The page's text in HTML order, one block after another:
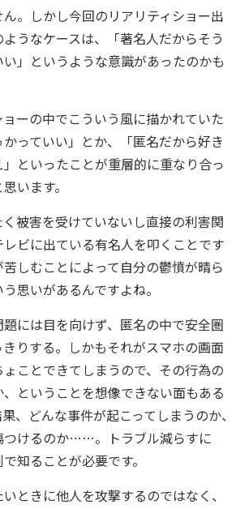
。しかし今回のリアリティショー出
うなケースは、「著名人だからそう
」というような意識があったのかも
ーの中でこういう風に描かれていた
っていい」とか、「匿名だから好き
といったことが重層的に重なり合っ
います。
被害を受けていないし直接の利害関
ビに出ている有名人を叩くことです
しむことによって自分の鬱憤が晴ら
思いがあるんですよね。
には目を向けず、匿名の中で安全圏
りする。しかもそれがスマホの画面
ことできてしまうので、その行為の
ということを想像できない面もある
、どんな事件が起こってしまうのか、
つけるのか……。トラブル減らすに
知ることが必要です。
ときに他人を攻撃するのではなく、